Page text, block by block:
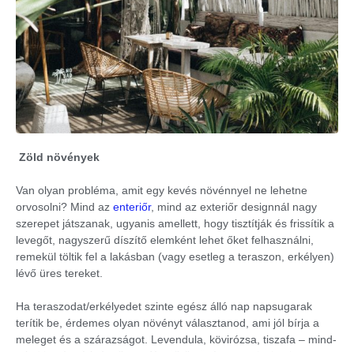
Zöld növények
Van olyan probléma, amit egy kevés növénnyel ne lehetne
orvosolni? Mind az enteriőr, mind az exteriőr designnál nagy
szerepet játszanak, ugyanis amellett, hogy tisztítják és frissítik a
levegőt, nagyszerű díszítő elemként lehet őket felhasználni,
remekül töltik fel a lakásban (vagy esetleg a teraszon, erkélyen)
lévő üres tereket.
Ha teraszodat/erkélyedet szinte egész álló nap napsugarak
terítik be, érdemes olyan növényt választanod, ami jól bírja a
meleget és a szárazságot. Levendula, kövirózsa, tiszafa – mind-